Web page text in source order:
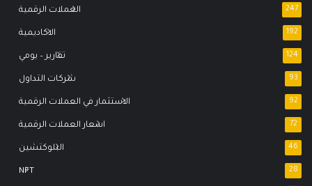
العملات الرقمية 247
الاكاديمية 192
تقارير – يومي 124
شركات التداول 93
الاستثمار في العملات الرقمية 92
اسعار العملات الرقمية 72
البلوكتشين 46
NFT 28